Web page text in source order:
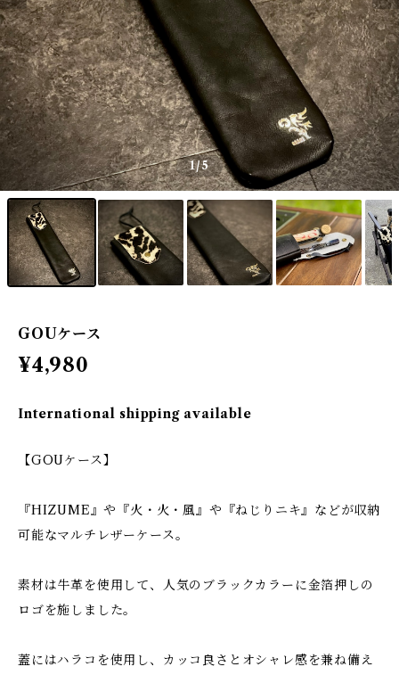
1/5
GOUケース
¥4,980
International shipping available
【GOUケース】
『HIZUME』や『火・火・風』や『ねじりニキ』などが収納
可能なマルチレザーケース。
素材は牛革を使用して、人気のブラックカラーに金箔押しの
ロゴを施しました。
蓋にはハラコを使用し、カッコ良さとオシャレ感を兼ね備え